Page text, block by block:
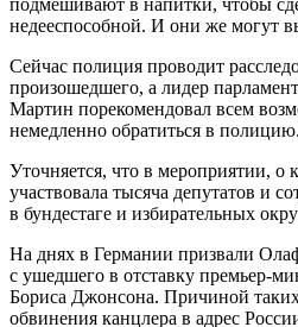
недееспособной. И они же могут
Сейчас полиция проводит
произошедшего, а лидер
Мартин порекомендовал всем
немедленно обратиться в полицию.
Уточняется, что в мероприятии, о
участвовала тысяча депутатов и
в бундестаге и избирательных
На днях в Германии призвали
с ушедшего в отставку премьер-
Бориса Джонсона. Причиной
обвинения канцлера в адрес